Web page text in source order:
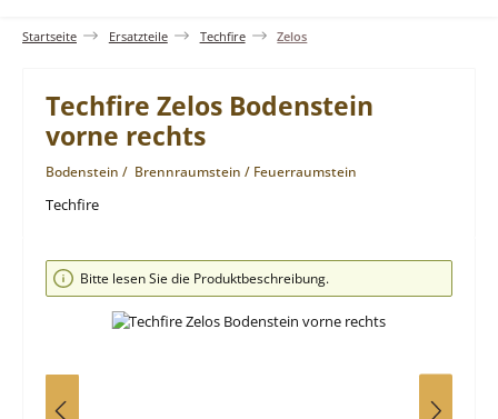
Startseite Ersatzteile Techfire Zelos
Techfire Zelos Bodenstein
vorne rechts
Bodenstein / Brennraumstein / Feuerraumstein
Techfire
Bildergalerie überspringen
Bitte lesen Sie die Produktbeschreibung.